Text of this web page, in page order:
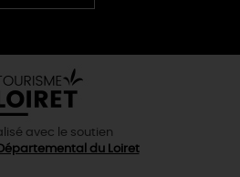
Chinese
avec le soutien
du Loiret